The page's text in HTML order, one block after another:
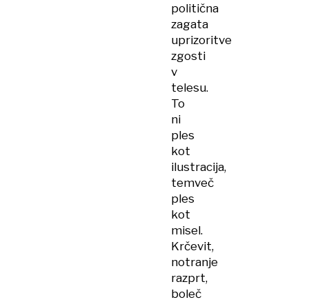
politična
zagata
uprizoritve
zgosti
v
telesu.
To
ni
ples
kot
ilustracija,
temveč
ples
kot
misel.
Krčevit,
notranje
razprt,
boleč